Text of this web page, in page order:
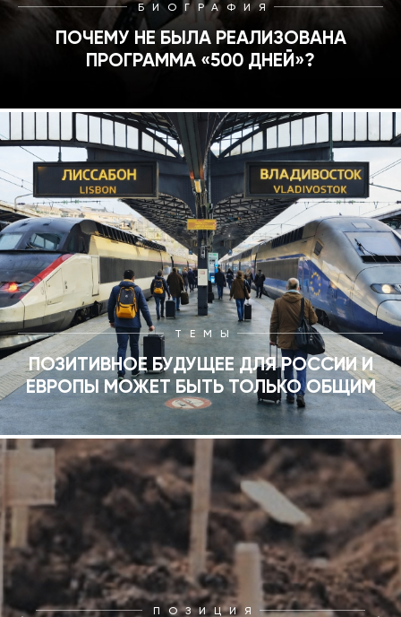
БИОГРАФИЯ
ПОЧЕМУ НЕ БЫЛА РЕАЛИЗОВАНА
ПРОГРАММА «500 ДНЕЙ»?
ТЕМЫ
ПОЗИТИВНОЕ БУДУЩЕЕ ДЛЯ РОССИИ И
ЕВРОПЫ МОЖЕТ БЫТЬ ТОЛЬКО ОБЩИМ
ПОЗИЦИЯ